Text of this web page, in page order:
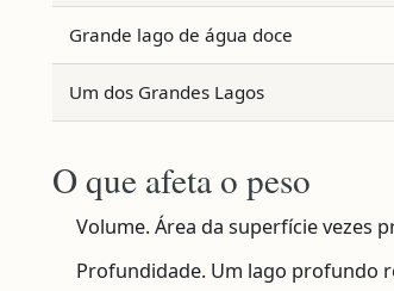
Grande lago de água doce
Um dos Grandes Lagos
O que afeta o peso
Volume.Área da superfície vezes
Profundidade. Um lago profundo